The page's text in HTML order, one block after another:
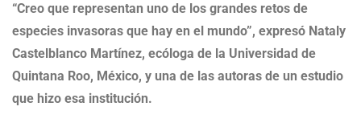
“Creo que representan uno de los grandes retos de
especies invasoras que hay en el mundo”, expresó Nataly
Castelblanco Martínez, ecóloga de la Universidad de
Quintana Roo, México, y una de las autoras de un estudio
que hizo esa institución.